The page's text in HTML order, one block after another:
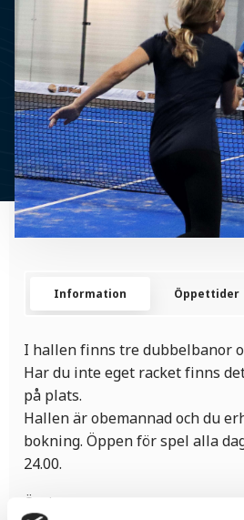
Information Öppettider
I hallen finns tre dubbelbanor
Har du inte eget racket finns
på plats.
Hallen är obemannad och du
bokning. Öppen för spel alla
24.00.
Övrigt: